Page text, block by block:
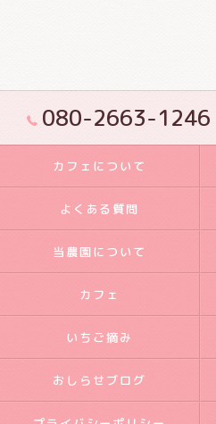
080-2663-1246
カフェについて
よくある質問
当農園について
カフェ
いちご摘み
おしらせブログ